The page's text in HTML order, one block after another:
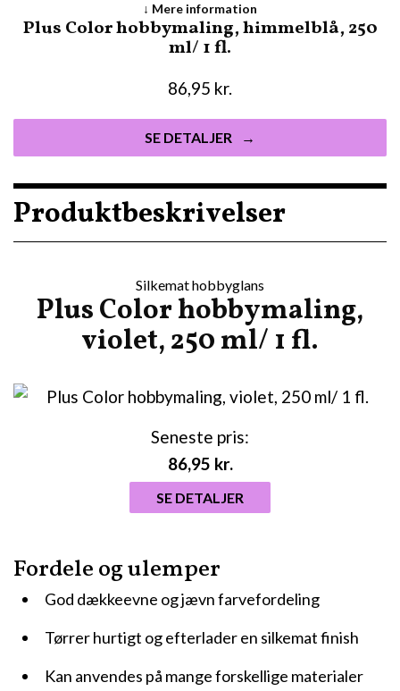
Plus Color hobbymaling, himmelblå, 250
ml/ 1 fl.
86,95 kr.
SE DETALJER
Mere information
Produktbeskrivelser
Silkemat hobbyglans
Plus Color hobbymaling,
violet, 250 ml/ 1 fl.
Fordele og ulemper
God dækkeevne og jævn farvefordeling
Tørrer hurtigt og efterlader en silkemat finish
Kan anvendes på mange forskellige materialer
Seneste pris:
86,95 kr.
SE DETALJER